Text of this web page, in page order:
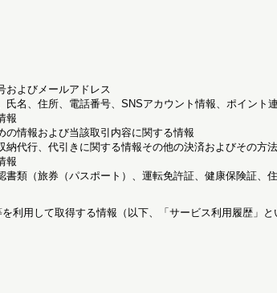
およびメールアドレス
名、住所、電話番号、SNSアカウント情報、ポイント
報
情報および当該取引内容に関する情報
代行、代引きに関する情報その他の決済およびその方
報
類（旅券（パスポート）、運転免許証、健康保険証
利用して取得する情報（以下、「サービス利用履歴」と